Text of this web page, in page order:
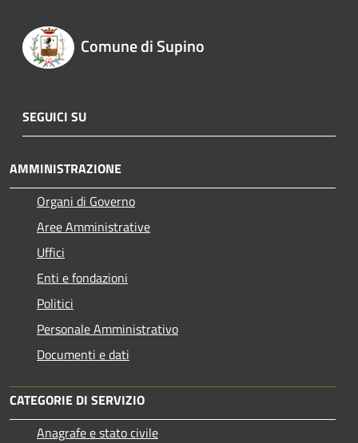
Comune di Supino
SEGUICI SU
AMMINISTRAZIONE
Organi di Governo
Aree Amministrative
Uffici
Enti e fondazioni
Politici
Personale Amministrativo
Documenti e dati
CATEGORIE DI SERVIZIO
Anagrafe e stato civile